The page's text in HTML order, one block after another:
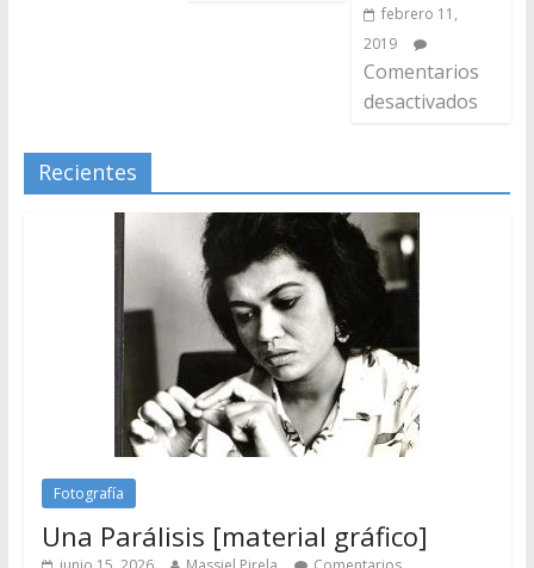
febrero 11,
2019
Comentarios
desactivados
Recientes
Fotografía
Una Parálisis [material gráfico]